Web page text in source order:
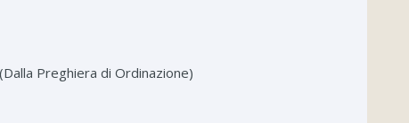
Preghiera di Ordinazione)